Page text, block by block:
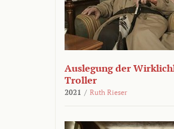
Auslegung der
Troller
2021 / Ruth Rieser